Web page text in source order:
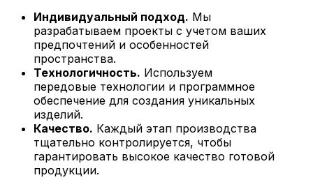
Индивидуальный подход. Мы
разрабатываем проекты с учетом ваших
предпочтений и особенностей
пространства.
Технологичность. Используем
передовые технологии и программное
обеспечение для создания уникальных
изделий.
Качество. Каждый этап производства
тщательно контролируется, чтобы
гарантировать высокое качество готовой
продукции.